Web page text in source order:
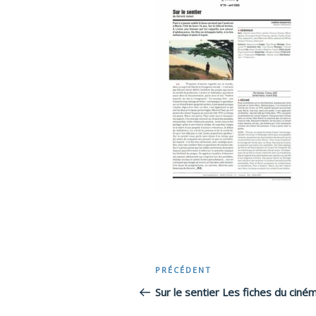
Navigation
Article
précédent
PRÉCÉDENT
Sur le sentier Les fiches du